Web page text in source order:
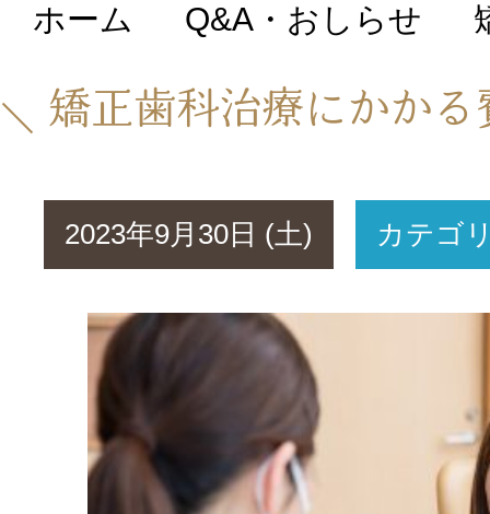
初めての方へ
院長・スタッフ紹
Q&A・おしらせ
料金表
ホーム Q&A・おしらせ
矯正歯科治療にかか
2023年9月30日 (土) カテゴ